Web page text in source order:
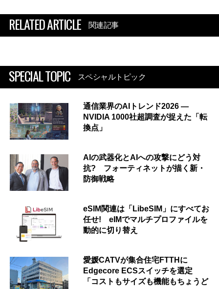
RELATED ARTICLE 関連記事
SPECIAL TOPIC スペシャルトピック
通信業界のAIトレンド2026 ―
NVIDIA 1000社超調査が捉えた「転
換点」
AIの武器化とAIへの攻撃にどう対
抗? フォーティネットが描く新・
防御戦略
eSIM関連は「LibeSIM」にすべてお
任せ! eIMでマルチプロファイルを
動的に切り替え
愛媛CATVが集合住宅FTTHに
Edgecore ECSスイッチを選定
「コストもサイズも機能もちょうど